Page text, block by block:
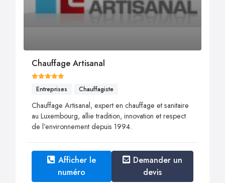
Chauffage Artisanal
Entreprises Chauffagiste
Chauffage Artisanal, expert en chauffage et sanitaire
au Luxembourg, allie tradition, innovation et respect
de l’environnement depuis 1994.
Afficher le
numéro
Demander un
devis